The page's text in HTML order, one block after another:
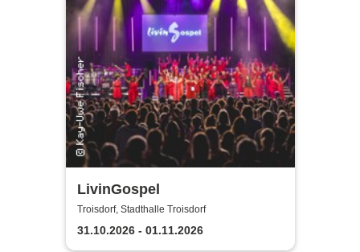
LivinGospel
Troisdorf, Stadthalle Troisdorf
31.10.2026 - 01.11.2026